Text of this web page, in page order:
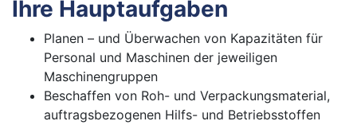
Ihre Hauptaufgaben
Planen – und Überwachen von Kapazitäten für
Personal und Maschinen der jeweiligen
Maschinengruppen
Beschaffen von Roh- und Verpackungsmaterial,
auftragsbezogenen Hilfs- und Betriebsstoffen